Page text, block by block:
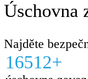
Úschovna
Najděte
16512+